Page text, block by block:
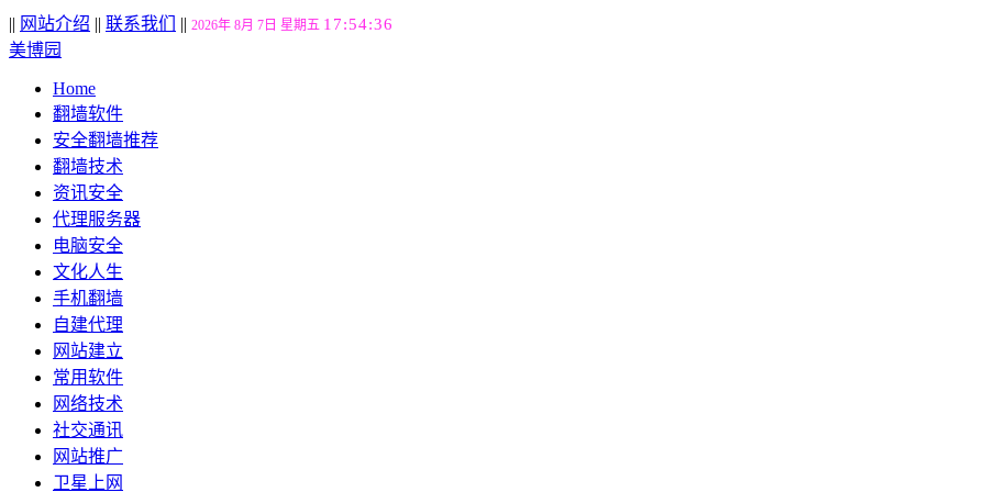
|| 网站介绍 || 联系我们 || 2026年 8月 7日 星期五 17:54:37
美博园
Home
翻墙软件
安全翻墙推荐
翻墙技术
资讯安全
代理服务器
电脑安全
文化人生
手机翻墙
自建代理
网站建立
常用软件
网络技术
社交通讯
网站推广
卫星上网